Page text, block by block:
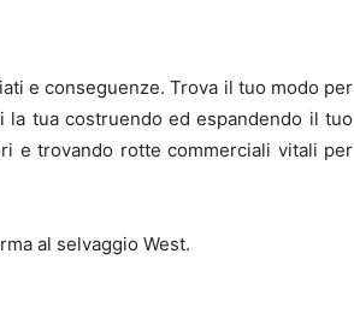
e conseguenze. Trova il tuo modo per
la tua costruendo ed espandendo il tuo
e trovando rotte commerciali vitali per
al selvaggio West.